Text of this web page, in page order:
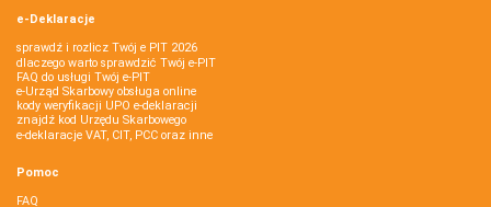
e-Deklaracje
sprawdź i rozlicz Twój e PIT 2026
dlaczego warto sprawdzić Twój e-PIT
FAQ do usługi Twój e-PIT
e-Urząd Skarbowy obsługa online
kody weryfikacji UPO e-deklaracji
znajdź kod Urzędu Skarbowego
e-deklaracje VAT, CIT, PCC oraz inne
Pomoc
FAQ